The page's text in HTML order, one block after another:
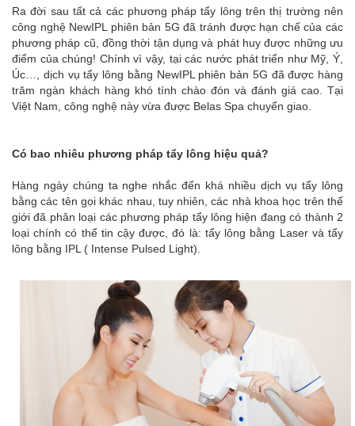
Ra đời sau tất cả các phương pháp tẩy lông trên thị trường nên
công nghệ NewIPL phiên bản 5G đã tránh được hạn chế của các
phương pháp cũ, đồng thời tận dụng và phát huy được những ưu
điểm của chúng! Chính vì vậy, tại các nước phát triển như Mỹ, Ý,
Úc…, dịch vụ tẩy lông bằng NewIPL phiên bản 5G đã được hàng
trăm ngàn khách hàng khó tính chào đón và đánh giá cao. Tại
Việt Nam, công nghệ này vừa được Belas Spa chuyển giao.
Có bao nhiêu phương pháp tẩy lông hiệu quả?
Hàng ngày chúng ta nghe nhắc đến khá nhiều dịch vụ tẩy lông
bằng các tên gọi khác nhau, tuy nhiên, các nhà khoa học trên thế
giới đã phân loại các phương pháp tẩy lông hiện đang có thành 2
loại chính có thể tin cậy được, đó là: tẩy lông bằng Laser và tẩy
lông bằng IPL ( Intense Pulsed Light).